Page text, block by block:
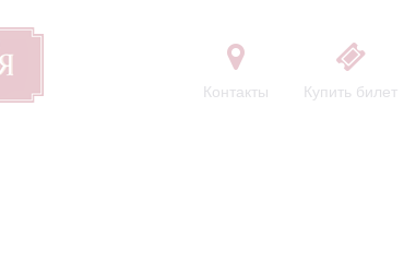
Контакты Купить билет